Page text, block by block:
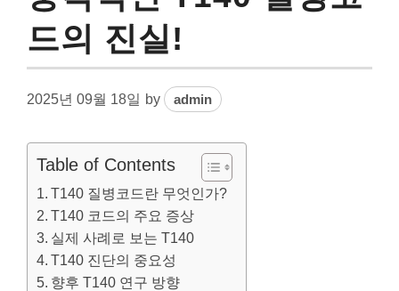
드의 진실!
2025년 09월 18일 by admin
Table of Contents
T140 질병코드란 무엇인가?
T140 코드의 주요 증상
실제 사례로 보는 T140
T140 진단의 중요성
향후 T140 연구 방향